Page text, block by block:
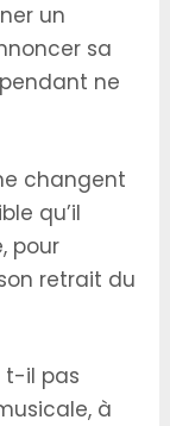
un
sa
ne
changent
qu’il
pour
retrait du
t-il pas
à